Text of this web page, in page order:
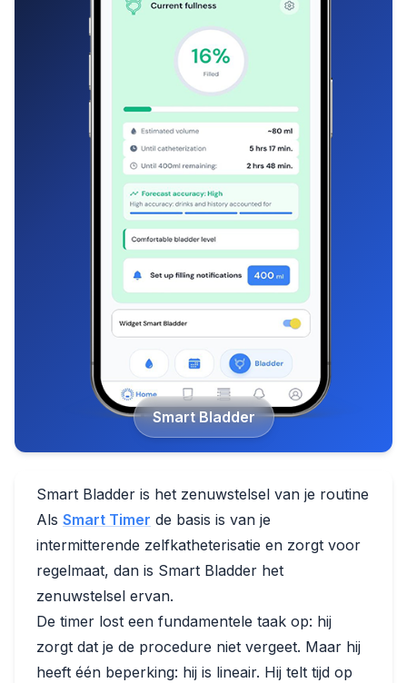
Smart Bladder
Smart Bladder is het zenuwstelsel van je routine
Als Smart Timer de basis is van je
intermitterende zelfkatheterisatie en zorgt voor
regelmaat, dan is Smart Bladder het
zenuwstelsel ervan.
De timer lost een fundamentele taak op: hij
zorgt dat je de procedure niet vergeet. Maar hij
heeft één beperking: hij is lineair. Hij telt tijd op